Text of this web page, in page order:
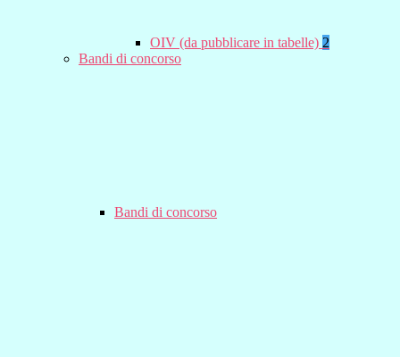
OIV (da pubblicare in tabelle) 2
Bandi di concorso
Bandi di concorso